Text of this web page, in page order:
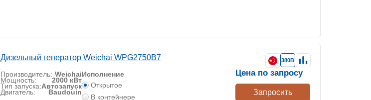
Дизельный генератор Weichai WPG2750B7
Производитель: Weichai
Мощность: 2000 кВт
Тип запуска:Автозапуск
Двигатель: Baudouin
Исполнение
Открытое
В контейнере
380В
Цена по запросу
Запросить